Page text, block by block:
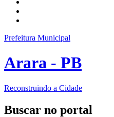
Prefeitura Municipal
Arara - PB
Reconstruindo a Cidade
Buscar no portal